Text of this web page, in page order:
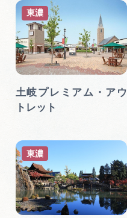
土岐プレミアム・アウ
トレット
東濃
東濃